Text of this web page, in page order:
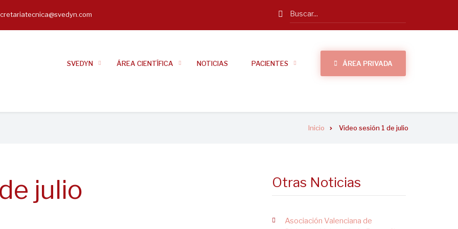
Search
SVEDYN ÁREA CIENTÍFICA NOTICIAS PACIENTES ÁREA PRIVADA
Inicio Video sesión 1 de julio
julio Otras Noticias
Asociación Valenciana de